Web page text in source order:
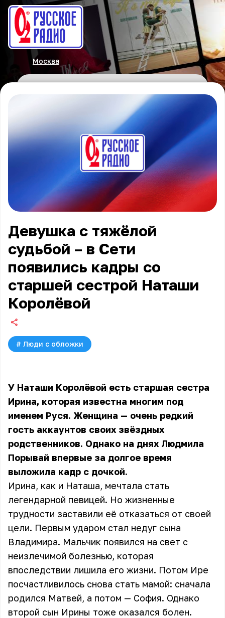
Москва
Девушка с тяжёлой
судьбой – в Сети
появились кадры со
старшей сестрой Наташи
Королёвой
# Люди с обложки
У Наташи Королёвой есть старшая сестра
Ирина, которая известна многим под
именем Руся. Женщина — очень редкий
гость аккаунтов своих звёздных
родственников. Однако на днях Людмила
Порывай впервые за долгое время
выложила кадр с дочкой.
Ирина, как и Наташа, мечтала стать
легендарной певицей. Но жизненные
трудности заставили её отказаться от своей
цели. Первым ударом стал недуг сына
Владимира. Мальчик появился на свет с
неизлечимой болезнью, которая
впоследствии лишила его жизни. Потом Ире
посчастливилось снова стать мамой: сначала
родился Матвей, а потом — София. Однако
второй сын Ирины тоже оказался болен.